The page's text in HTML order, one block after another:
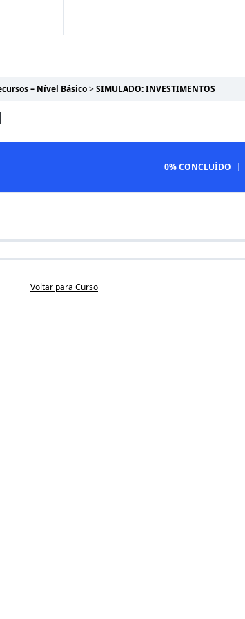
– Nível Básico SIMULADO: INVESTIMENTOS
0% CONCLUÍDO
Voltar para Curso